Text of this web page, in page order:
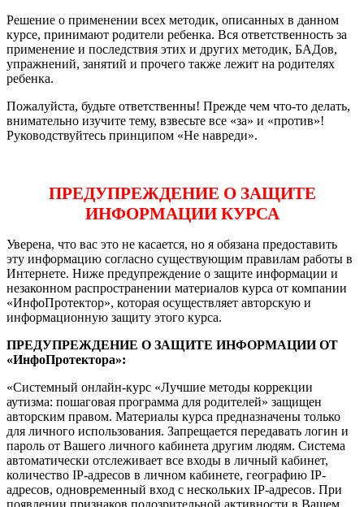
Решение о применении всех методик, описанных в данном
курсе, принимают родители ребенка. Вся ответственность за
применение и последствия этих и других методик, БАДов,
упражнений, занятий и прочего также лежит на родителях
ребенка.
Пожалуйста, будьте ответственны! Прежде чем что-то делать,
внимательно изучите тему, взвесьте все «за» и «против»!
Руководствуйтесь принципом «Не навреди».
ПРЕДУПРЕЖДЕНИЕ О ЗАЩИТЕ
ИНФОРМАЦИИ КУРСА
Уверена, что вас это не касается, но я обязана предоставить
эту информацию согласно существующим правилам работы в
Интернете. Ниже предупреждение о защите информации и
незаконном распространении материалов курса от компании
«ИнфоПротектор», которая осуществляет авторскую и
информационную защиту этого курса.
ПРЕДУПРЕЖДЕНИЕ О ЗАЩИТЕ ИНФОРМАЦИИ ОТ
«ИнфоПротектора»:
«Системный онлайн-курс «Лучшие методы коррекции
аутизма: пошаговая программа для родителей» защищен
авторским правом. Материалы курса предназначены только
для личного использования. Запрещается передавать логин и
пароль от Вашего личного кабинета другим людям. Система
автоматически отслеживает все входы в личный кабинет,
количество IP-адресов в личном кабинете, географию IP-
адресов, одновременный вход с нескольких IP-адресов. При
появлении признаков подозрительной активности в Вашем